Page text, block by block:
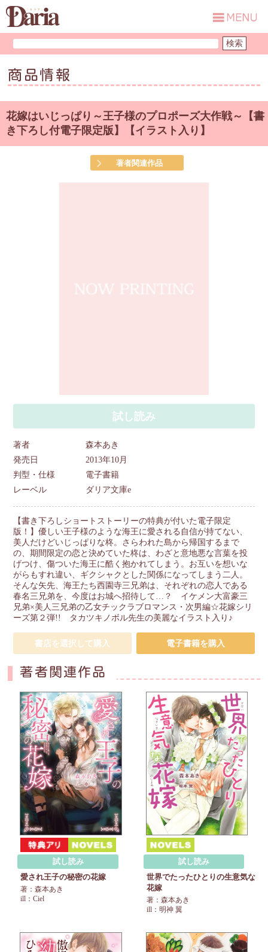
商品情報
花嫁はいじっぱり～王子様のプロポーズ大作戦～【書
き下ろし付電子限定版】【イラスト入り】
著者関連作品
試し読み
著者
森本あき
発売日
2013年10月
判型・仕様
電子書籍
レーベル
ダリア文庫e
【書き下ろしショートストーリーの特典が付いた電子限定
版！】優しい王子様のような海王に愛される自信が持てない、
美人だけどいじっぱりな柊。さらわれた島から帰国するまで
の、期間限定の恋と決めていた柊は、わざと意地悪な言葉を投
げつけ、傷ついた海王に酷く抱かれてしまう。お互いを想いな
がらもすれ違い、ギクシャクとした関係になってしまう二人。
そんな矢先、海王たち西園寺三兄弟は、それぞれの恋人である
春名三兄弟を、今度はお城へ招待して…？ イケメン大富豪三
兄弟×美人三兄弟の乙女チックラブロマンス・次男編☆花嫁シリ
ーズ第２弾!! タカツキノボル先生の美麗なイラスト入り♪
書店を選択して購入 電子書籍を購入
著者関連作品
試し読み
愛され王子の秘密の花嫁
著：森本あき
ill：Ciel
試し読み
世界でたったひとりの生意気な
花嫁
著：森本あき
ill：明神 翼